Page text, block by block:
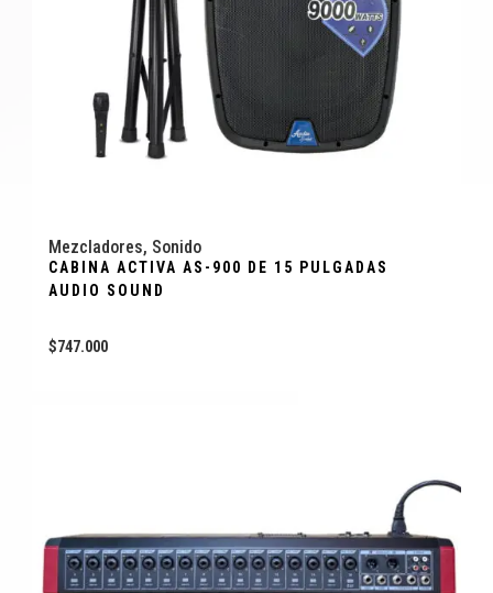
Mezcladores, Sonido
CABINA ACTIVA AS-900 DE 15 PULGADAS
AUDIO SOUND
$747.000